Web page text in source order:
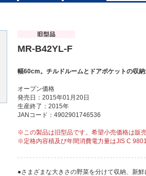
MR-B42YL-F
幅60cm。チルドルームとドアポケットの収納
オープン価格
発売日：2015年01月20日
生産終了：2015年
JANコード：4902901746536
※この製品は旧型品です。希望小売価格は販
※定格内容積及び年間消費電力量はJIS C
●さまざまな大きさの野菜を分けて収納、新鮮